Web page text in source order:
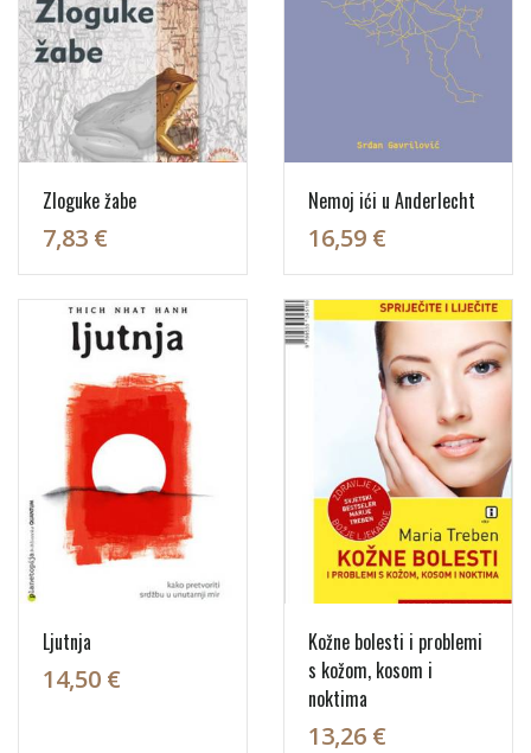
Zloguke žabe
7,83 €
Nemoj ići u Anderlecht
16,59 €
Ljutnja
14,50 €
Kožne bolesti i problemi
s kožom, kosom i
noktima
13,26 €